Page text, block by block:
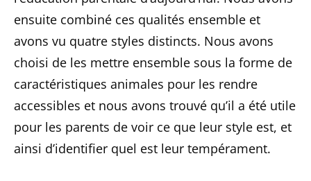
ensuite combiné ces qualités ensemble et
avons vu quatre styles distincts. Nous avons
choisi de les mettre ensemble sous la forme de
caractéristiques animales pour les rendre
accessibles et nous avons trouvé qu’il a été utile
pour les parents de voir ce que leur style est, et
ainsi d’identifier quel est leur tempérament.